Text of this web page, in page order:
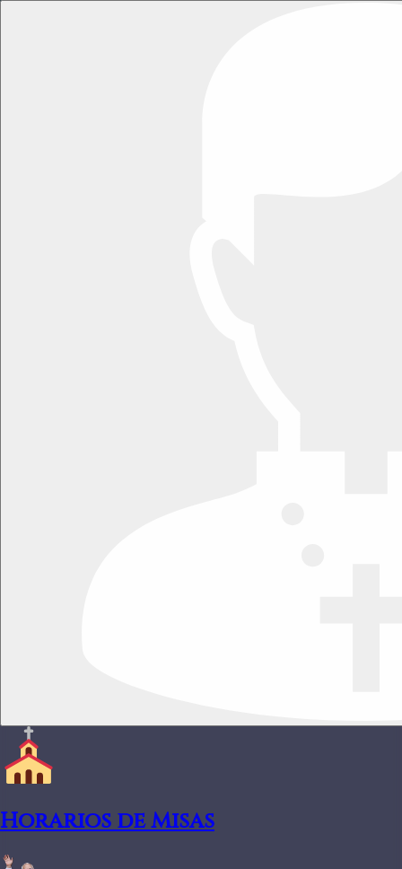
Horarios de Misas